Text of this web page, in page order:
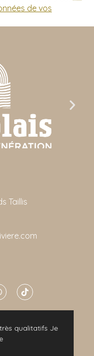
de vos
Taillis
qualitatifs Je